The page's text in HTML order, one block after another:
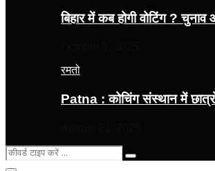
बिहार में कब होगी वोटिंग ?
रमतो
Patna : कोचिंग संस्थान में
Search
for:
Search